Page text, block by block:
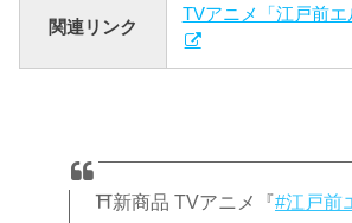
関連リンク
TVアニメ「江戸前エ
⛩新商品 TVアニメ『#江戸前